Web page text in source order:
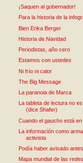
¡Saquen al gobernador!
Para la historia de la
Bien Erika Berger
Historia de Navidad
Periodistas, año cero
Estamos con ustedes
Ni frío ni calor
The Big Message
La paranoia de Marca
La tableta de lectura no
(dice Shafer)
Cuando el gaucho está en
La información como
activista
Podía haber avisado antes
Mapa mundial de las